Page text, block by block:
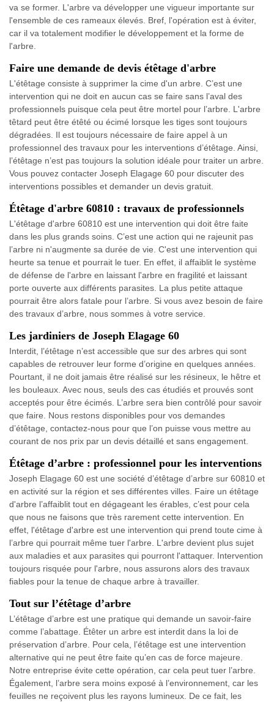
va se former. L'arbre va développer une vigueur importante sur
l'ensemble de ces rameaux élevés. Bref, l'opération est à éviter,
car il va totalement modifier le développement et la forme de
l'arbre.
Faire une demande de devis étêtage d'arbre
L'étêtage consiste à supprimer la cime d'un arbre. C’est une
intervention qui ne doit en aucun cas se faire sans l’aval des
professionnels puisque cela peut être mortel pour l’arbre. L'arbre
têtard peut être étêté ou écimé lorsque les tiges sont toujours
dégradées. Il est toujours nécessaire de faire appel à un
professionnel des travaux pour les interventions d’étêtage. Ainsi,
l’étêtage n’est pas toujours la solution idéale pour traiter un arbre.
Vous pouvez contacter Joseph Elagage 60 pour discuter des
interventions possibles et demander un devis gratuit.
Étêtage d'arbre 60810 : travaux de professionnels
L'étêtage d'arbre 60810 est une intervention qui doit être faite
dans les plus grands soins. C’est une action qui ne rajeunit pas
l’arbre ni n'augmente sa durée de vie. C'est une intervention qui
heurte sa tenue et pourrait le tuer. En effet, il affaiblit le système
de défense de l'arbre en laissant l'arbre en fragilité et laissant
porte ouverte aux différents parasites. La plus petite attaque
pourrait être alors fatale pour l’arbre. Si vous avez besoin de faire
des travaux d’arbre, nous sommes à votre service.
Les jardiniers de Joseph Elagage 60
Interdit, l’étêtage n’est accessible que sur des arbres qui sont
capables de retrouver leur forme d’origine en quelques années.
Pourtant, il ne doit jamais être réalisé sur les résineux, le hêtre et
les bouleaux. Avec nous, seuls des cas étudiés et prouvés sont
acceptés pour être écimés. L’arbre sera bien contrôlé pour savoir
que faire. Nous restons disponibles pour vos demandes
d’étêtage, contactez-nous pour que l’on puisse vous mettre au
courant de nos prix par un devis détaillé et sans engagement.
Étêtage d’arbre : professionnel pour les interventions
Joseph Elagage 60 est une société d’étêtage d’arbre sur 60810 et
en activité sur la région et ses différentes villes. Faire un étêtage
d'arbre l’affaiblit tout en dégageant les érables, c’est pour cela
que nous ne faisons que très rarement cette intervention. En
effet, l'étêtage d'arbre est une intervention qui prend toute cime à
l’arbre qui pourrait même tuer l'arbre. L'arbre devient plus sujet
aux maladies et aux parasites qui pourront l'attaquer. Intervention
toujours risquée pour l'arbre, nous assurons alors des travaux
fiables pour la tenue de chaque arbre à travailler.
Tout sur l’étêtage d’arbre
L’étêtage d’arbre est une pratique qui demande un savoir-faire
comme l’abattage. Étêter un arbre est interdit dans la loi de
préservation d’arbre. Pour cela, l’étêtage est une intervention
alternative qui ne peut être faite qu’en cas de force majeure.
Notre entreprise évite cette opération, car cela peut tuer l’arbre.
Également, l’arbre sera moins exposé à l’environnement, car les
feuilles ne reçoivent plus les rayons lumineux. De ce fait, les